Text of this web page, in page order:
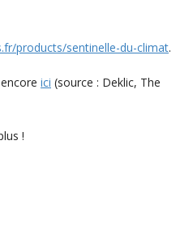
products/sentinelle-du-climat.
ici (source : Deklic, The
!